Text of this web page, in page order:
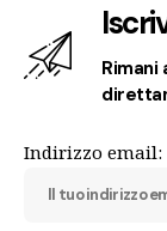
Rimani
Indirizzo email: